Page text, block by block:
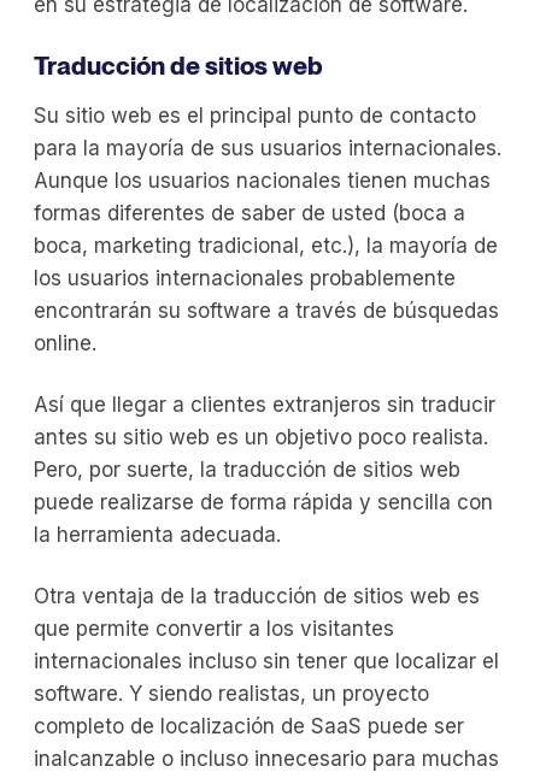
en su estrategia de localización de software.
Traducción de sitios web
Su sitio web es el principal punto de contacto
para la mayoría de sus usuarios internacionales.
Aunque los usuarios nacionales tienen muchas
formas diferentes de saber de usted (boca a
boca, marketing tradicional, etc.), la mayoría de
los usuarios internacionales probablemente
encontrarán su software a través de búsquedas
online.
Así que llegar a clientes extranjeros sin traducir
antes su sitio web es un objetivo poco realista.
Pero, por suerte, la traducción de sitios web
puede realizarse de forma rápida y sencilla con
la herramienta adecuada.
Otra ventaja de la traducción de sitios web es
que permite convertir a los visitantes
internacionales incluso sin tener que localizar el
software. Y siendo realistas, un proyecto
completo de localización de SaaS puede ser
inalcanzable o incluso innecesario para muchas